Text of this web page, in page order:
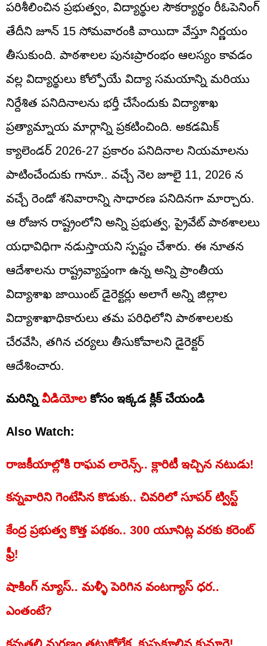
పరిశీలించిన ప్రభుత్వం, విద్యార్థుల సౌకర్యార్థం రీఓపెనింగ్
తేదీని జూన్ 15 సోమవారంకి వాయిదా వేస్తూ నిర్ణయం
తీసుకుంది. పాఠశాలల పునఃప్రారంభం ఆలస్యం కావడం
వల్ల విద్యార్థులు కోల్పోయే విద్యా సమయాన్ని మరియు
నిర్దేశిత పనిదినాలను భర్తీ చేసేందుకు విద్యాశాఖ
ప్రత్యామ్నాయ మార్గాన్ని ప్రకటించింది. అకడమిక్
క్యాలెండర్ 2026-27 ప్రకారం పనిదినాల నియమాలను
పాటించేందుకు గానూ.. వచ్చే నెల జూలై 11, 2026 న
వచ్చే రెండో శనివారాన్ని సాధారణ పనిదినగా మార్చారు.
ఆ రోజున రాష్ట్రంలోని అన్ని ప్రభుత్వ, ప్రైవేట్ పాఠశాలలు
యధావిధిగా నడుస్తాయని స్పష్టం చేశారు. ఈ నూతన
ఆదేశాలను రాష్ట్రవ్యాప్తంగా ఉన్న అన్ని ప్రాంతీయ
విద్యాశాఖ జాయింట్ డైరెక్టర్లు అలాగే అన్ని జిల్లాల
విద్యాశాఖాధికారులు తమ పరిధిలోని పాఠశాలలకు
చేరవేసి, తగిన చర్యలు తీసుకోవాలని డైరెక్టర్
ఆదేశించారు.
మరిన్ని వీడియోలకోసం ఇక్కడ క్లిక్ చేయండి
Also Watch:
రాజకీయాల్లోకి రాఘవ లారెన్స్.. క్లారిటీ ఇచ్చిన నటుడు!
కన్నవారిని గెంటేసిన కొడుకు.. చివరిలో సూపర్‌ ట్విస్ట్‌
కేంద్ర ప్రభుత్వ కొత్త పథకం.. 300 యూనిట్ల వరకు కరెంట్
ఫ్రీ!
షాకింగ్‌ న్యూస్‌.. మళ్ళీ పెరిగిన వంటగ్యాస్‌ ధర..
ఎంతంటే?